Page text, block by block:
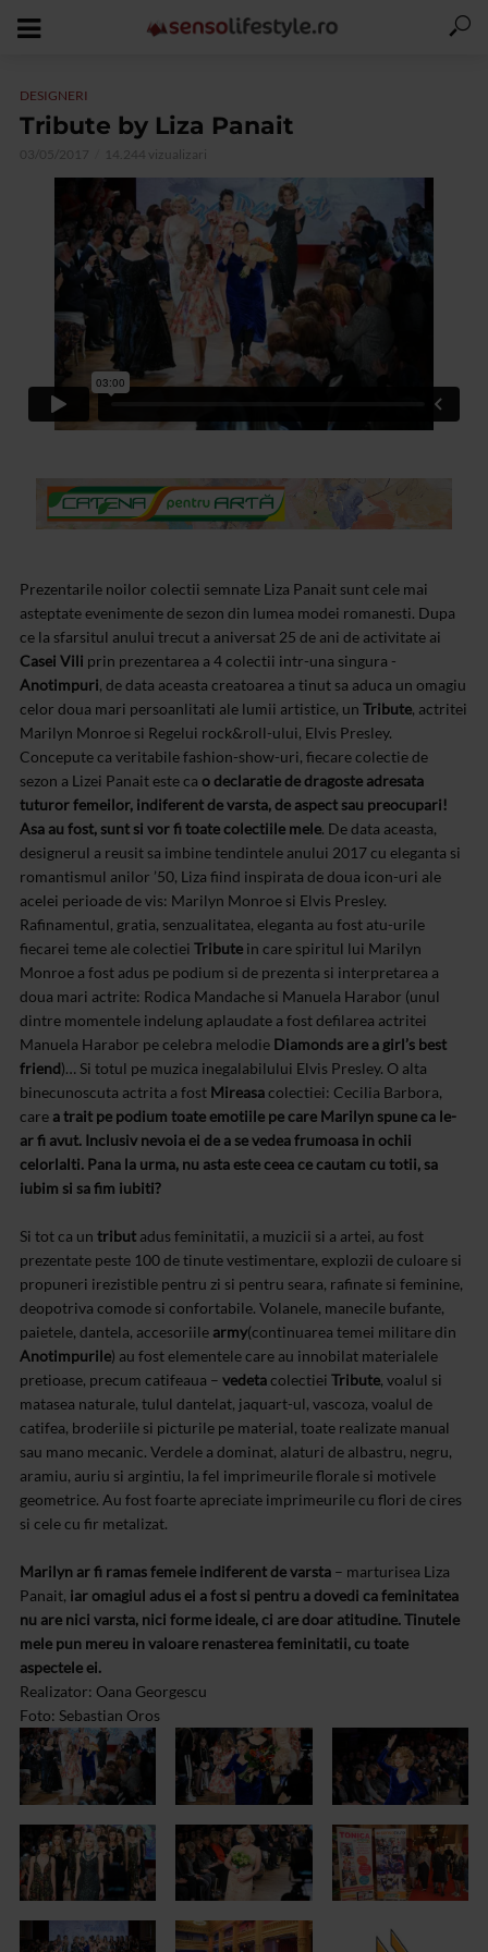
DESIGNERI
Tribute by Liza Panait
03/05/2017 14.244 vizualizari
Prezentarile noilor colectii semnate Liza Panait sunt cele mai
asteptate evenimente de sezon din lumea modei romanesti. Dupa
ce la sfarsitul anului trecut a aniversat 25 de ani de activitate ai
Casei Vili prin prezentarea a 4 colectii intr-una singura -
Anotimpuri, de data aceasta creatoarea a tinut sa aduca un omagiu
celor doua mari persoanlitati ale lumii artistice, un Tribute, actritei
Marilyn Monroe si Regelui rock&roll-ului, Elvis Presley.
Concepute ca veritabile fashion-show-uri, fiecare colectie de
sezon a Lizei Panait este ca o declaratie de dragoste adresata
tuturor femeilor, indiferent de varsta, de aspect sau preocupari!
Asa au fost, sunt si vor fi toate colectiile mele. De data aceasta,
designerul a reusit sa imbine tendintele anului 2017 cu eleganta si
romantismul anilor ’50, Liza fiind inspirata de doua icon-uri ale
acelei perioade de vis: Marilyn Monroe si Elvis Presley.
Rafinamentul, gratia, senzualitatea, eleganta au fost atu-urile
fiecarei teme ale colectiei Tribute in care spiritul lui Marilyn
Monroe a fost adus pe podium si de prezenta si interpretarea a
doua mari actrite: Rodica Mandache si Manuela Harabor (unul
dintre momentele indelung aplaudate a fost defilarea actritei
Manuela Harabor pe celebra melodie Diamonds are a girl’s best
friend)… Si totul pe muzica inegalabilului Elvis Presley. O alta
binecunoscuta actrita a fost Mireasacolectiei: Cecilia Barbora,
care a trait pe podium toate emotiile pe care Marilyn spune ca le-
ar fi avut. Inclusiv nevoia ei de a se vedea frumoasa in ochii
celorlalti. Pana la urma, nu asta este ceea ce cautam cu totii, sa
iubim si sa fim iubiti?
Si tot ca un tribut adus feminitatii, a muzicii si a artei, au fost
prezentate peste 100 de tinute vestimentare, explozii de culoare si
propuneri irezistible pentru zi si pentru seara, rafinate si feminine,
deopotriva comode si confortabile. Volanele, manecile bufante,
paietele, dantela, accesoriile army(continuarea temei militare din
Anotimpurile) au fost elementele care au innobilat materialele
pretioase, precum catifeaua – vedetacolectiei Tribute, voalul si
matasea naturale, tulul dantelat, jaquart-ul, vascoza, voalul de
catifea, broderiile si picturile pe material, toate realizate manual
sau mano mecanic. Verdele a dominat, alaturi de albastru, negru,
aramiu, auriu si argintiu, la fel imprimeurile florale si motivele
geometrice. Au fost foarte apreciate imprimeurile cu flori de cires
si cele cu fir metalizat.
Marilyn ar fi ramas femeie indiferent de varsta – marturisea Liza
Panait, iar omagiul adus ei a fost si pentru a dovedi ca feminitatea
nu are nici varsta, nici forme ideale, ci are doar atitudine. Tinutele
mele pun mereu in valoare renasterea feminitatii, cu toate
aspectele ei.
Realizator: Oana Georgescu
Foto: Sebastian Oros